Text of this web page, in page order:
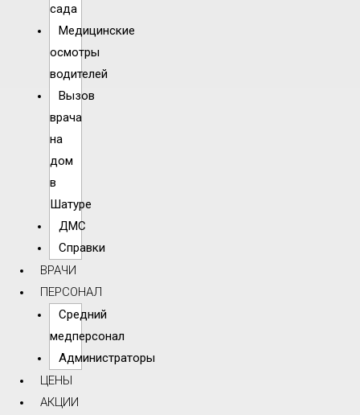
сада
Медицинские
осмотры
водителей
Вызов
врача
на
дом
в
Шатуре
ДМС
Справки
ВРАЧИ
ПЕРСОНАЛ
Средний
медперсонал
Администраторы
ЦЕНЫ
АКЦИИ